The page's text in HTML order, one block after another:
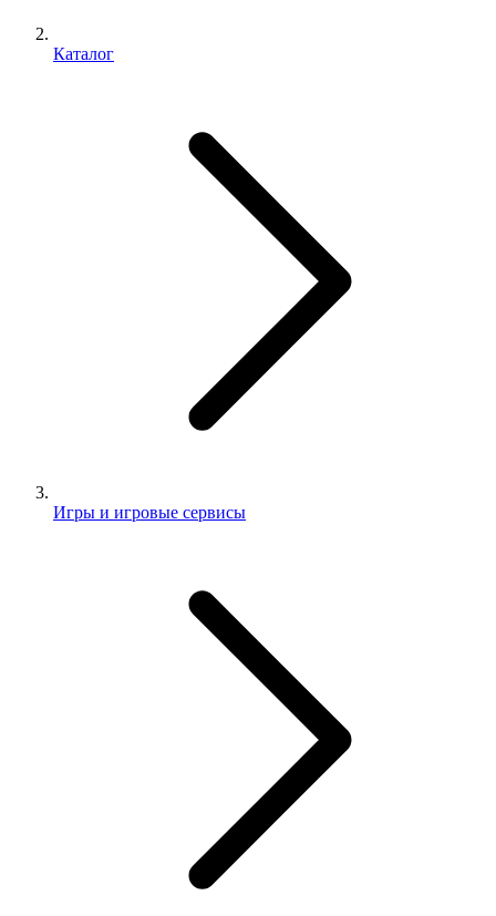
Каталог
Игры и игровые сервисы